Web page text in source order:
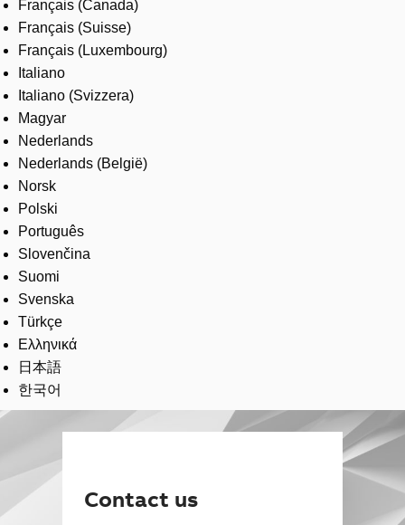
Français (Canada)
Français (Suisse)
Français (Luxembourg)
Italiano
Italiano (Svizzera)
Magyar
Nederlands
Nederlands (België)
Norsk
Polski
Português
Slovenčina
Suomi
Svenska
Türkçe
Ελληνικά
日本語
한국어
Contact us